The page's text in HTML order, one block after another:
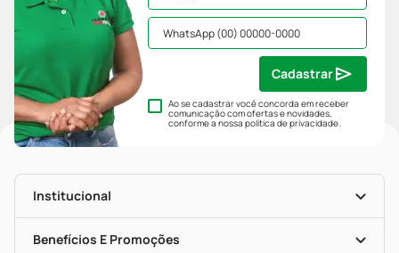
Ao se cadastrar você concorda em receber
comunicação com ofertas e novidades,
conforme a nossapolítica de privacidade.
Cadastrar
Institucional
Nossas Lojas
Benefícios E Promoções